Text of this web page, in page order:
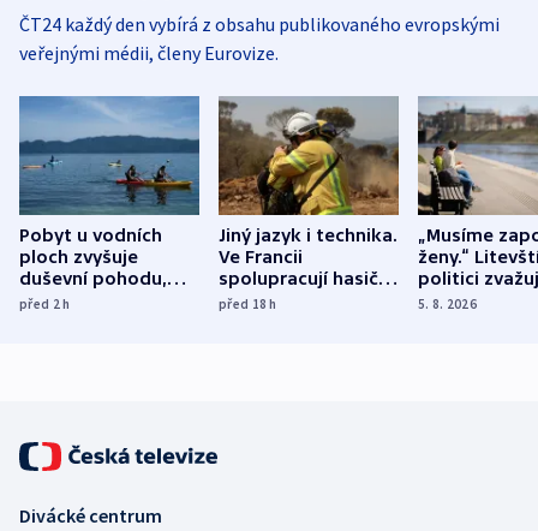
ČT24 každý den vybírá z obsahu publikovaného evropskými
veřejnými médii, členy Eurovize.
Pobyt u vodních
ploch zvyšuje
duševní pohodu,
ukázala
před 2h
Jiný jazyk i technika.
Ve Francii
spolupracují hasiči z
různých zemí
před 18h
„Musíme
ženy.“
politici
dohodu o
5. 8. 2026
Divácké centrum